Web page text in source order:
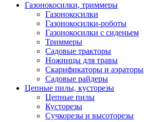
Газонокосилки, триммеры
Газонокосилки
Газонокосилки-роботы
Газонокосилки с сиденьем
Триммеры
Садовые тракторы
Ножницы для травы
Скарификаторы и аэраторы
Садовые райдеры
Цепные пилы, кусторезы
Цепные пилы
Кусторезы
Сучкорезы и высоторезы